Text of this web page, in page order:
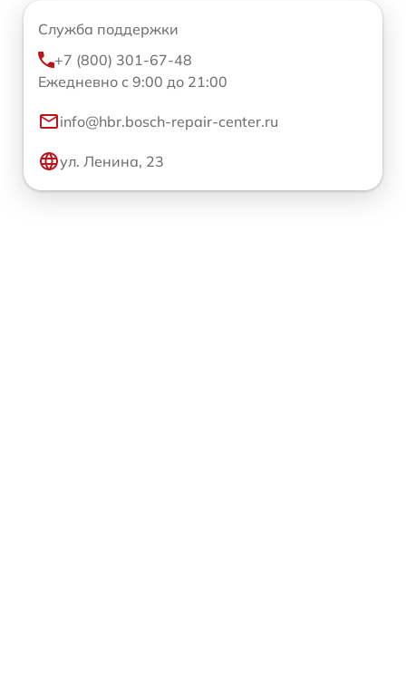
Служба поддержки
+7 (800) 301-67-48
Ежедневно с 9:00 до 21:00
info@hbr.bosch-repair-center.ru
ул. Ленина, 23